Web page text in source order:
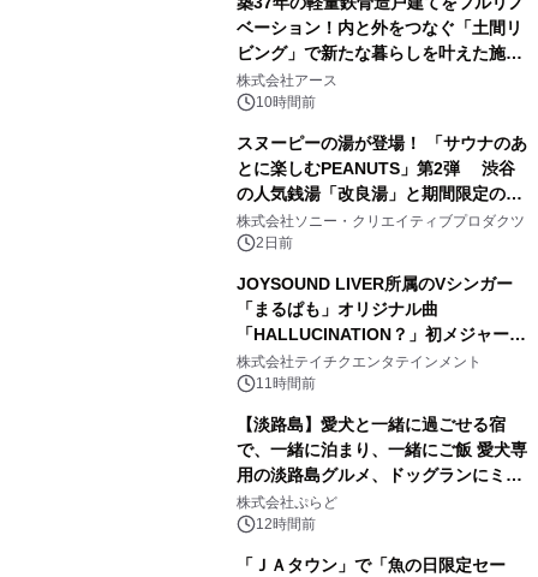
ベーション！内と外をつなぐ「土間リ
ビング」で新たな暮らしを叶えた施工
事例を株式会社アースが公開
株式会社アース
10時間前
スヌーピーの湯が登場！ 「サウナのあ
とに楽しむPEANUTS」第2弾 渋谷
の人気銭湯「改良湯」と期間限定のコ
ラボレーション サウナイキタイコラ
ボグッズも発売決定！
株式会社ソニー・クリエイティブプロダクツ
2日前
JOYSOUND LIVER所属のVシンガー
「まるぱも」オリジナル曲
「HALLUCINATION？」初メジャー配
信リリース決定！
株式会社テイチクエンタテインメント
11時間前
【淡路島】愛犬と一緒に過ごせる宿
で、一緒に泊まり、一緒にご飯 愛犬専
用の淡路島グルメ、ドッグランにミニ
プール グランピングとトレーラーハウ
スの2施設で
株式会社ぷらど
12時間前
「ＪＡタウン」で「魚の日限定セー